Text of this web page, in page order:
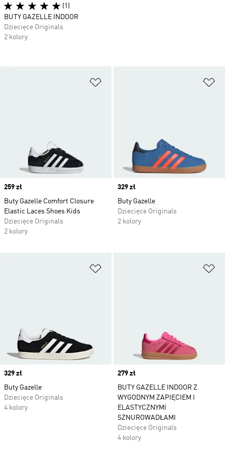
Price
259 zł
Buty Gazelle Comfort Closure
Elastic Laces Shoes Kids
Dziecięce Originals
2 kolory
Price
329 zł
Buty Gazelle
Dziecięce Originals
2 kolory
Price
329 zł
Buty Gazelle
Dziecięce Originals
4 kolory
Price
279 zł
BUTY GAZELLE INDOOR Z
WYGODNYM ZAPIĘCIEM I
ELASTYCZNYMI
SZNUROWADŁAMI
Dziecięce Originals
4 kolory
(1)
BUTY GAZELLE INDOOR
Dziecięce Originals
2 kolory